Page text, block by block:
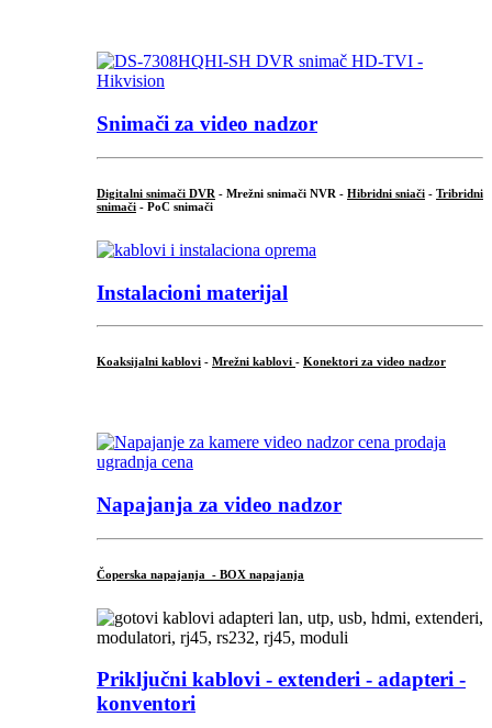
Snimači za video nadzor
Digitalni snimači DVR - Mrežni snimači NVR - Hibridni sniači - Tribridni
snimači - PoC snimači
Instalacioni materijal
Koaksijalni kablovi - Mrežni kablovi - Konektori za video nadzor
Napajanja za video nadzor
Čoperska napajanja - BOX napajanja
Priključni kablovi - extenderi - adapteri -
konventori